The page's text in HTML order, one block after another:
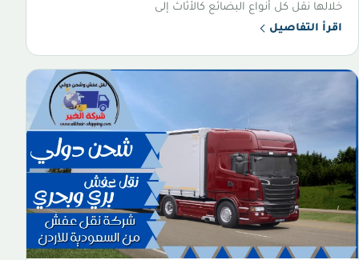
خلالها نقل كل أنواع البضائع كالأثاث إلى
اقرأ التفاصيل